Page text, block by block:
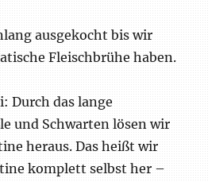
ausgekocht bis wir
Fleischbrühe haben.
Durch das lange
und Schwarten lösen wir
heraus. Das heißt wir
komplett selbst her –